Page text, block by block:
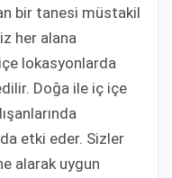
bir tanesi müstakil
her alana
lokasyonlarda
Doğa ile iç içe
etki eder. Sizler
alarak uygun